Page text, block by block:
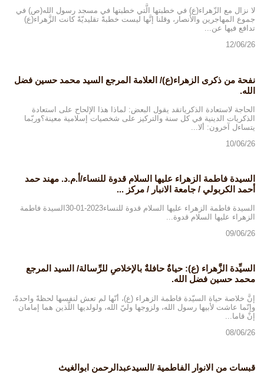
لا نزال مع الزّهراء(ع) في خطبتها الَّتي خطبتها في مسجد رسول الله(ص) في
جموع المهاجرين والأنصار، وقلنا إنَّها ليست خطبةً تقليديّةً كانت الزَّهراء(ع)
تدافع فيها عن...
12/06/26
نفحة من ذكرى الزهراء(ع)/ العلامة المرجع السيد محمد حسين فضل
الله.
الحاجة لاستعادة الذكرياتقد يقول البعض: لماذا هذا الإلحاح على استعادة
الذكريات الدينية في كل سنة والتركيز على شخصيات إسلامية معينة؟وربّما
يتساءل آخرون: ألا...
10/06/26
السيدة فاطمة الزهراء عليها السلام قدوة للنساء/أ.م.د. مهند حمد
أحمد الكربولي / جامعة الانبار / مركز ...
السيدة فاطمة الزهراء عليها السلام قدوة للنساء2023-01-30السيدة فاطمة
الزهراء عليها السلام قدوة...
09/06/26
السيِّدة الزَّهراء (ع): حياةٌ حافلةٌ بالإخلاصِ للرِّسالة/ السيد المرجع
محمد حسين فضل الله.
إنَّ خلاصة حياة السيّدة فاطمة الزهراء (ع)، أنّها لم تعش لنفسها لحظةً واحدةً،
وإنّما عاشت لأبيها رسول الله، ولزوجها وليّ الله، ولولديها اللَّذين هما إمامان
إنْ قاما...
08/06/26
قبسات من الانوار الفاطمية /السيدعبدالرحمن ابوالغيث